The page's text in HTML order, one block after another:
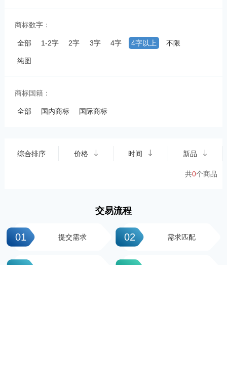
商标数字：
全部 1-2字 2字 3字 4字 4字以上 不限
纯图
商标国籍：
全部 国内商标 国际商标
综合排序 价格 时间 新品
共0个商品
交易流程
01 提交需求 02 需求匹配
03 04